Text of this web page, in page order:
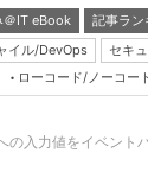
＠IT eBook 記事ラン
イル/DevOps セキ
ローコード/ノーコー
の入力値をイベント